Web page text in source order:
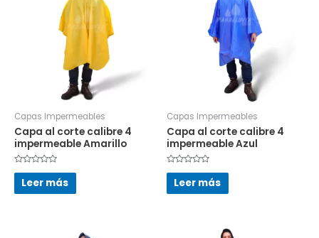
Capas Impermeables
Capa al corte calibre 4
impermeable Amarillo
Valorado
de
Leer más
Capas Impermeables
Capa al corte calibre 4
impermeable Azul
Valorado
de
Leer más